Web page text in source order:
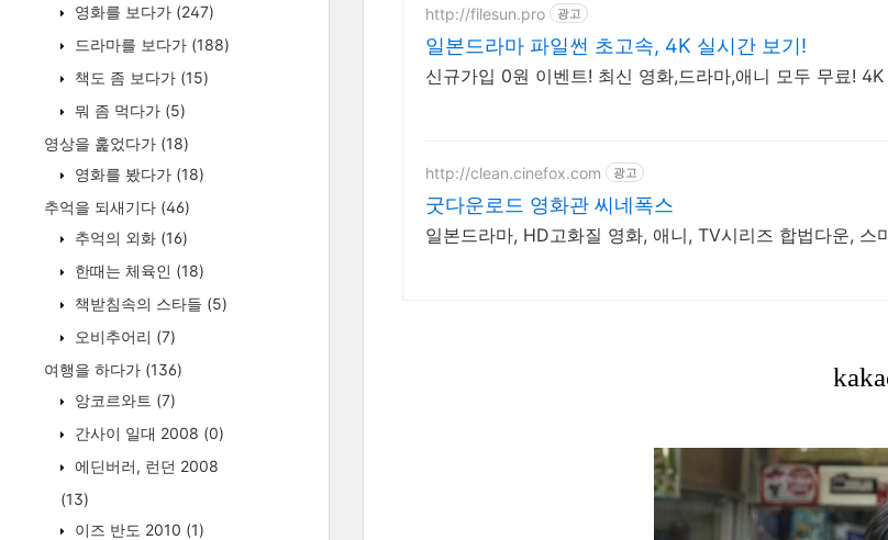
영화를 보다가 (247)
드라마를 보다가 (188)
책도 좀 보다가 (15)
뭐 좀 먹다가 (5)
영상을 훑었다가 (18)
영화를 봤다가 (18)
추억을 되새기다 (46)
추억의 외화 (16)
한때는 체육인 (18)
책받침속의 스타들 (5)
오비추어리 (7)
여행을 하다가 (136)
앙코르와트 (7)
간사이 일대 2008 (0)
에딘버러, 런던 2008
(13)
이즈 반도 2010 (1)
http://filesun.pro 광고
일본드라마 파일썬 초고속, 4K 실시간 보기!
신규가입 0원 이벤트! 최신 영화,드라마,애니 모두 무료! 4K
http://clean.cinefox.com 광고
굿다운로드 영화관 씨네폭스
일본드라마, HD고화질 영화, 애니, TV시리즈 합법다운, 스